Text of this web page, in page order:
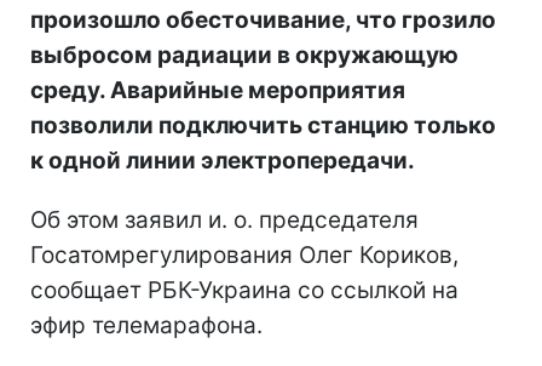
произошло обесточивание, что грозило
выбросом радиации в окружающую
среду. Аварийные мероприятия
позволили подключить станцию только
к одной линии электропередачи.
Об этом заявил и. о. председателя
Госатомрегулирования Олег Кориков,
сообщает РБК-Украина со ссылкой на
эфир телемарафона.